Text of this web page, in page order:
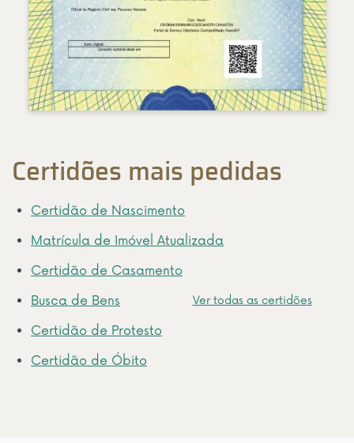
Certidões mais pedidas
Certidão de Nascimento
Matrícula de Imóvel Atualizada
Certidão de Casamento
Busca de Bens
Certidão de Protesto
Certidão de Óbito
Ver todas as certidões